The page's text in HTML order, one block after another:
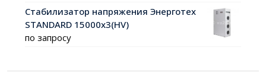
Стабилизатор напряжения Энерготех
STANDARD 15000х3(HV)
по запросу